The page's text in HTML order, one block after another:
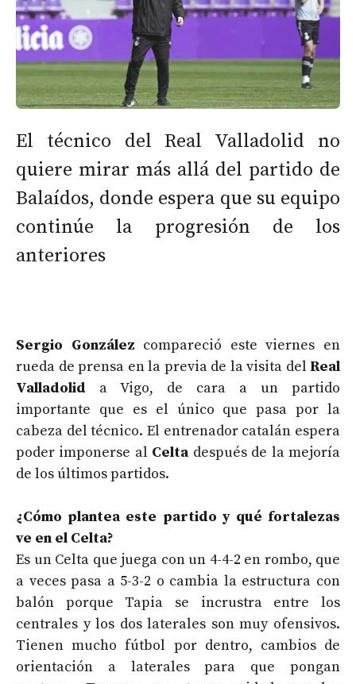
El técnico del Real Valladolid no
quiere mirar más allá del partido de
Balaídos, donde espera que su equipo
continúe la progresión de los
anteriores
Sergio González compareció este viernes en
rueda de prensa en la previa de la visita del Real
Valladolid a Vigo, de cara a un partido
importante que es el único que pasa por la
cabeza del técnico. El entrenador catalán espera
poder imponerse al Celta después de la mejoría
de los últimos partidos.
¿Cómo plantea este partido y qué fortalezas
ve en el Celta?
Es un Celta que juega con un 4-4-2 en rombo, que
a veces pasa a 5-3-2 o cambia la estructura con
balón porque Tapia se incrustra entre los
centrales y los dos laterales son muy ofensivos.
Tienen mucho fútbol por dentro, cambios de
orientación a laterales para que pongan